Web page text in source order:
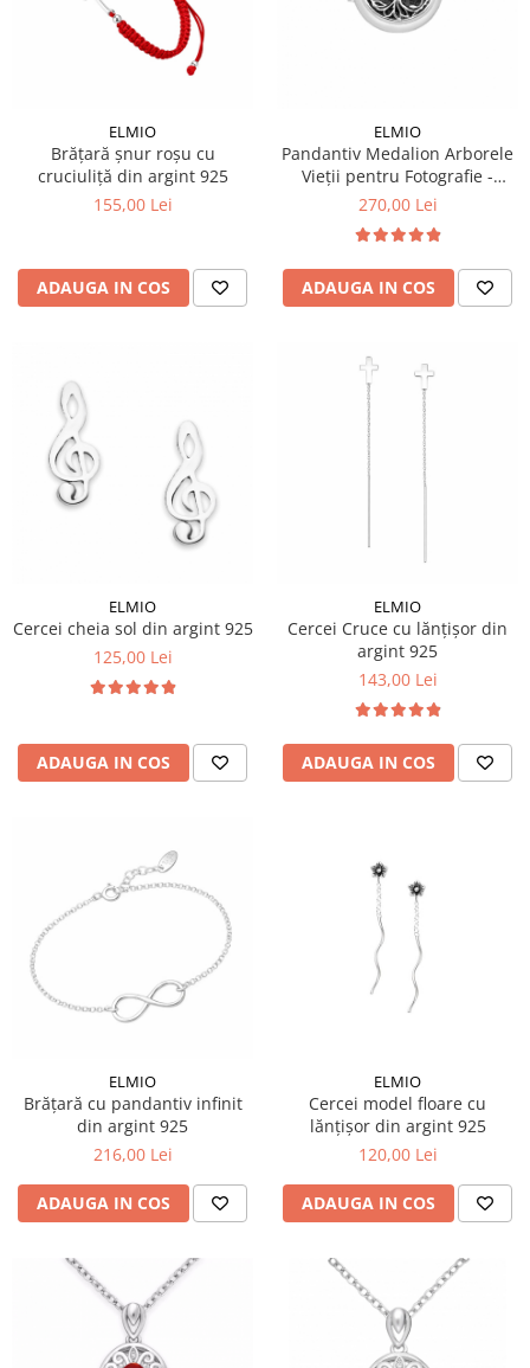
ELMIO
Brățară șnur roșu cu
cruciuliță din argint 925
155,00 Lei
ADAUGA IN COS
ELMIO
Pandantiv Medalion Arborele
Vieții pentru Fotografie -
Argint 925
270,00 Lei
ADAUGA IN COS
ELMIO
Cercei cheia sol din argint 925
125,00 Lei
ADAUGA IN COS
ELMIO
Cercei Cruce cu lănțișor din
argint 925
143,00 Lei
ADAUGA IN COS
ELMIO
Brățară cu pandantiv infinit
din argint 925
216,00 Lei
ADAUGA IN COS
ELMIO
Cercei model floare cu
lănțișor din argint 925
120,00 Lei
ADAUGA IN COS